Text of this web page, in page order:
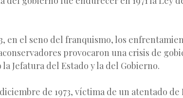
en el seno del franquismo, los
provocaron una crisis de
Jefatura del Estado y la del Gobierno.
de 1973, víctima de un atentado de